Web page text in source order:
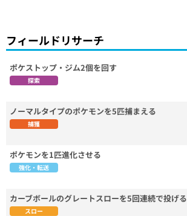
フィールドリサーチ
ポケストップ・ジム2個を回す
探索
ノーマルタイプのポケモンを5匹捕まえる
捕獲
ポケモンを1匹進化させる
強化・転送
カーブボールのグレートスローを5回連続で投げる
スロー